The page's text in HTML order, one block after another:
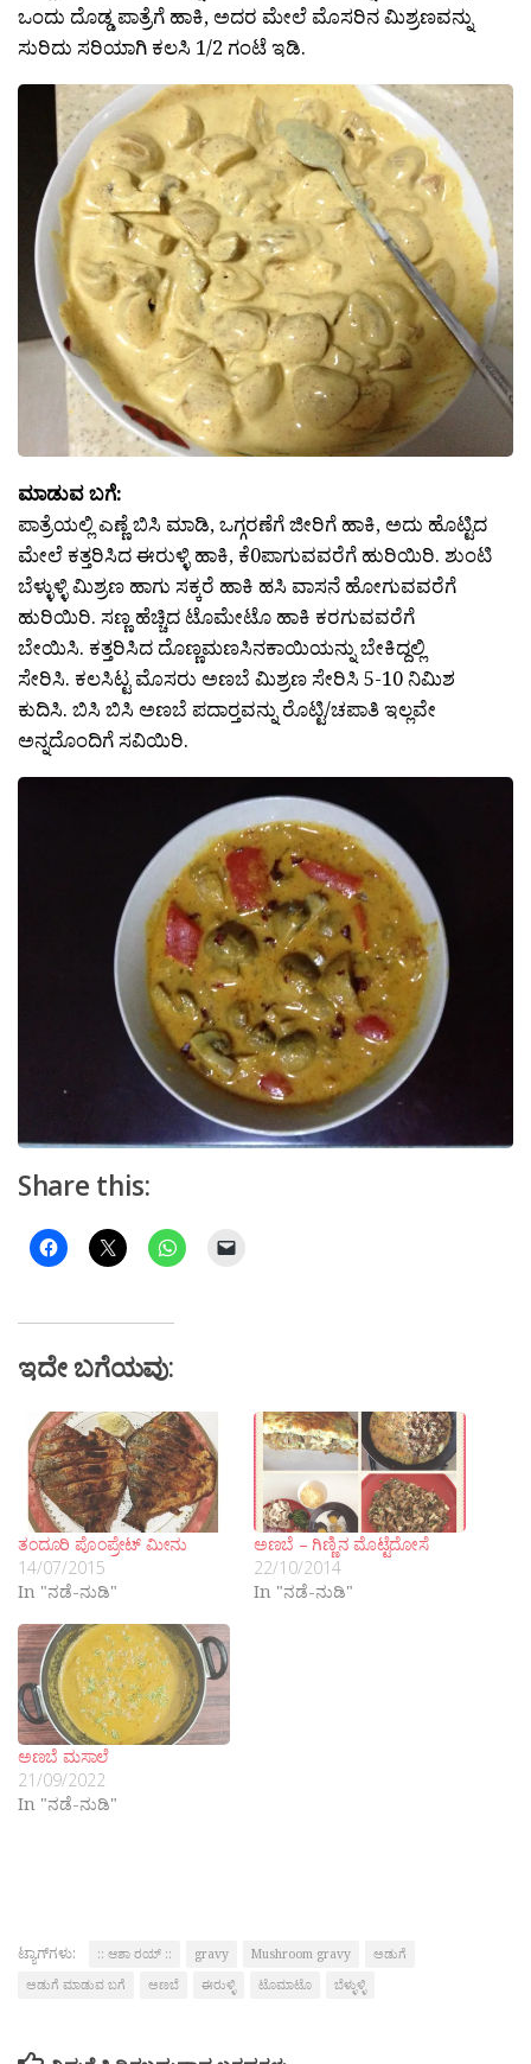
ಒಂದು ದೊಡ್ಡ ಪಾತ್ರೆಗೆ ಹಾಕಿ, ಅದರ ಮೇಲೆ ಮೊಸರಿನ ಮಿಶ್ರಣವನ್ನು
ಸುರಿದು ಸರಿಯಾಗಿ ಕಲಸಿ 1/2 ಗಂಟೆ ಇಡಿ.
ಮಾಡುವ ಬಗೆ:
ಪಾತ್ರೆಯಲ್ಲಿ ಎಣ್ಣೆ ಬಿಸಿ ಮಾಡಿ, ಒಗ್ಗರಣೆಗೆ ಜೀರಿಗೆ ಹಾಕಿ, ಅದು ಹೊಟ್ಟಿದ
ಮೇಲೆ ಕತ್ತರಿಸಿದ ಈರುಳ್ಳಿ ಹಾಕಿ, ಕೆ0ಪಾಗುವವರೆಗೆ ಹುರಿಯಿರಿ. ಶುಂಟಿ
ಬೆಳ್ಳುಳ್ಳಿ ಮಿಶ್ರಣ ಹಾಗು ಸಕ್ಕರೆ ಹಾಕಿ ಹಸಿ ವಾಸನೆ ಹೋಗುವವರೆಗೆ
ಹುರಿಯಿರಿ. ಸಣ್ಣ ಹೆಚ್ಚಿದ ಟೊಮೇಟೊ ಹಾಕಿ ಕರಗುವವರೆಗೆ
ಬೇಯಿಸಿ. ಕತ್ತರಿಸಿದ ದೊಣ್ಣಮಣಸಿನಕಾಯಿಯನ್ನು ಬೇಕಿದ್ದಲ್ಲಿ
ಸೇರಿಸಿ. ಕಲಸಿಟ್ಟ ಮೊಸರು ಅಣಬೆ ಮಿಶ್ರಣ ಸೇರಿಸಿ 5-10 ನಿಮಿಶ
ಕುದಿಸಿ. ಬಿಸಿ ಬಿಸಿ ಅಣಬೆ ಪದಾರ್‍ತವನ್ನು ರೊಟ್ಟಿ/ಚಪಾತಿ ಇಲ್ಲವೇ
ಅನ್ನದೊಂದಿಗೆ ಸವಿಯಿರಿ.
Share this:
ಇದೇ ಬಗೆಯವು:
ತಂದೂರಿ ಪೊಂಪ್ರೇಟ್ ಮೀನು
14/07/2015
In "ನಡೆ-ನುಡಿ"
ಅಣಬೆ – ಗಿಣ್ಣಿನ ಮೊಟ್ಟೆದೋಸೆ
22/10/2014
In "ನಡೆ-ನುಡಿ"
ಅಣಬೆ ಮಸಾಲೆ
21/09/2022
In "ನಡೆ-ನುಡಿ"
ಟ್ಯಾಗ್‌ಗಳು: :: ಆಶಾ ರಯ್ :: gravy Mushroom gravy
ಅಡುಗೆ
ಅಡುಗೆ ಮಾಡುವ ಬಗೆ
ಅಣಬೆ ಈರುಳ್ಳಿ ಟೊಮಾಟೊ ಬೆಳ್ಳುಳ್ಳಿ